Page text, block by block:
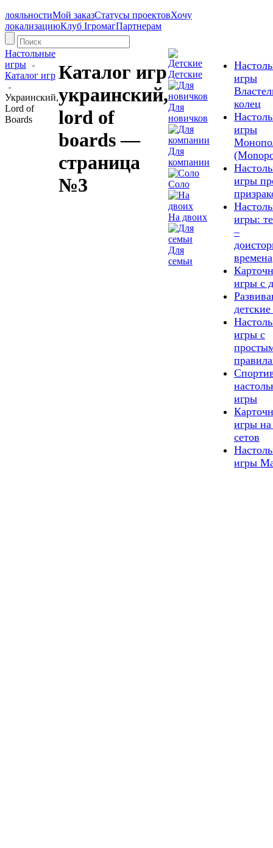
лояльностиМой заказСтатусы проектовХочу
локализациюКлуб ІгромагПартнерам
Настольные
игры
Каталог игр
Украинский,
Lord of
Boards
Каталог игр
украинский,
lord of
boards —
страница
№3
Детские
Для
новичков
Для
компании
Соло
На двоих
Для
семьи
игры
колец
игры
игры
игры:
–
времена
игры с
игры с
игры
игры на
сетов
игры